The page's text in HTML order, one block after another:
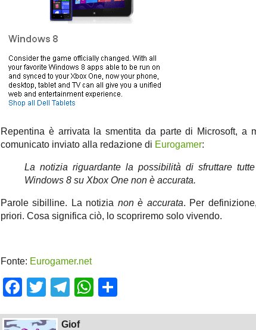
Repentina è arrivata la smentita da parte di Microsoft, a
comunicato inviato alla redazione di Eurogamer:
La notizia riguardante la possibilità di sfruttare
Windows 8 su Xbox One non è accurata.
Parole sibilline. La notizia non è accurata. Per
priori. Cosa significa ciò, lo scopriremo solo vivendo.
Fonte: Eurogamer.net
Facebook
TwitterTelegram
WhatsApp
Giof